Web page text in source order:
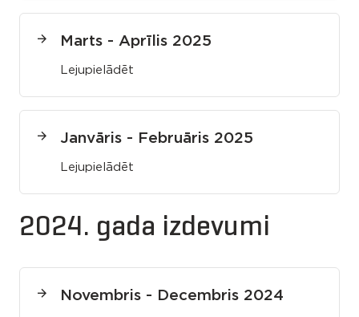
Marts - Aprīlis 2025
Lejupielādēt
Janvāris - Februāris 2025
Lejupielādēt
2024. gada izdevumi
Novembris - Decembris 2024